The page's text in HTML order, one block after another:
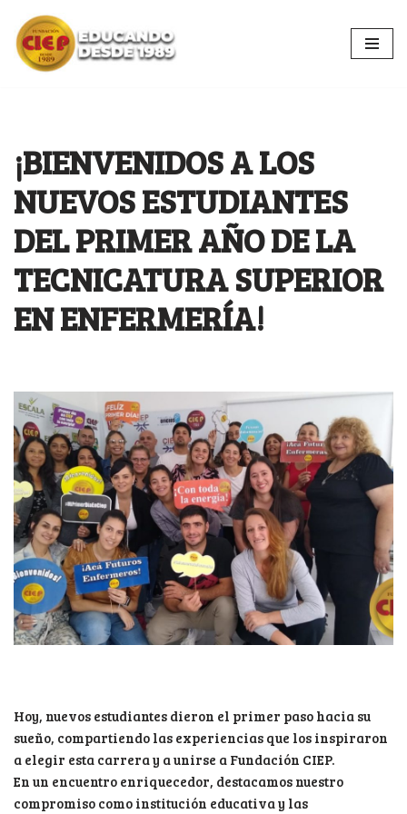
Ir
al
¡BIENVENIDOS A LOS
NUEVOS ESTUDIANTES
DEL PRIMER AÑO DE LA
TECNICATURA SUPERIOR
EN ENFERMERÍA!
Hoy, nuevos estudiantes dieron el primer paso hacia su
sueño, compartiendo las experiencias que los inspiraron
a elegir esta carrera y a unirse a Fundación CIEP.
En un encuentro enriquecedor, destacamos nuestro
compromiso como institución educativa y las